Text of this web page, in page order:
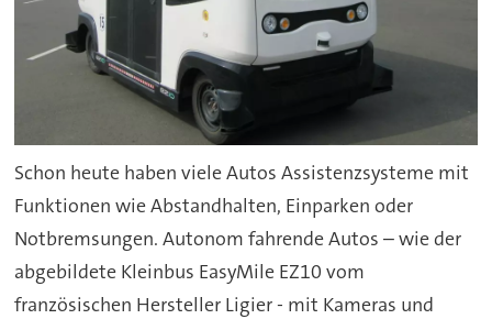
Schon heute haben viele Autos Assistenzsysteme mit
Funktionen wie Abstandhalten, Einparken oder
Notbremsungen. Autonom fahrende Autos – wie der
abgebildete Kleinbus EasyMile EZ10 vom
französischen Hersteller Ligier - mit Kameras und